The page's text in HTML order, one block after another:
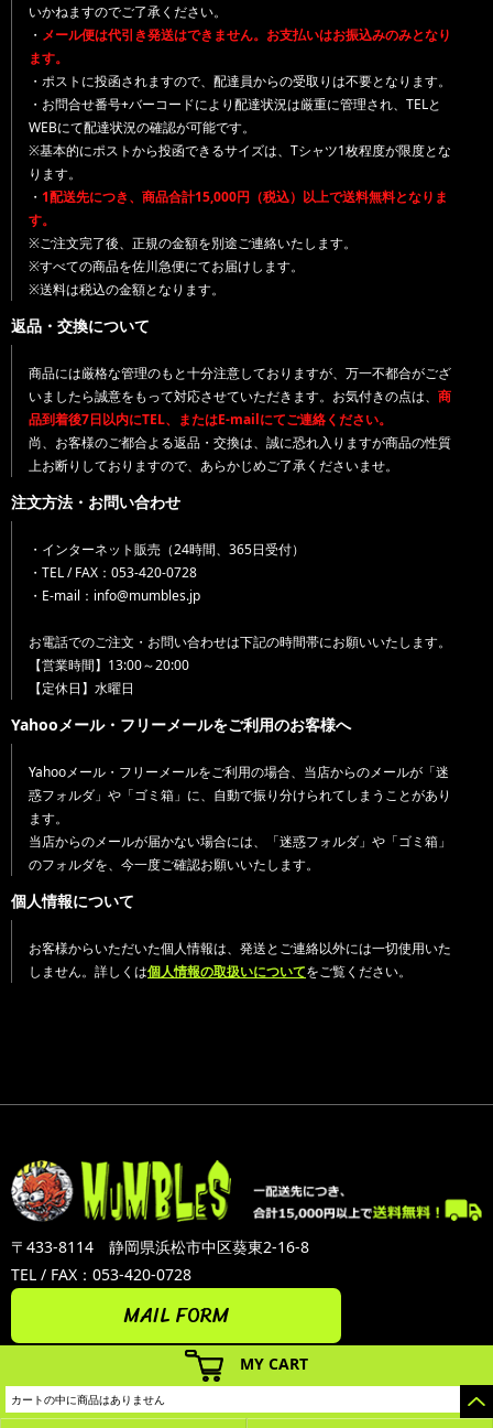
MY CART
カートの中に商品はありません
いかねますのでご了承ください。
・ メール便は代引き発送はできません。お支払いはお振込みのみとなり
ます。
・ポストに投函されますので、配達員からの受取りは不要となります。
・お問合せ番号+バーコードにより配達状況は厳重に管理され、TELと
WEBにて配達状況の確認が可能です。
※基本的にポストから投函できるサイズは、Tシャツ1枚程度が限度とな
ります。
・ 1配送先につき、商品合計15,000円（税込）以上で送料無料となりま
す。
※ご注文完了後、正規の金額を別途ご連絡いたします。
※すべての商品を佐川急便にてお届けします。
※送料は税込の金額となります。
返品・交換について
商品には厳格な管理のもと十分注意しておりますが、万一不都合がござ
いましたら誠意をもって対応させていただきます。お気付きの点は、 商
品到着後7日以内にTEL、またはE-mailにてご連絡ください。
尚、お客様のご都合よる返品・交換は、誠に恐れ入りますが商品の性質
上お断りしておりますので、あらかじめご了承くださいませ。
注文方法・お問い合わせ
・インターネット販売（24時間、365日受付）
・TEL / FAX：053-420-0728
・E-mail：info@mumbles.jp
お電話でのご注文・お問い合わせは下記の時間帯にお願いいたします。
【営業時間】13:00～20:00
【定休日】水曜日
Yahooメール・フリーメールをご利用のお客様へ
Yahooメール・フリーメールをご利用の場合、当店からのメールが「迷
惑フォルダ」や「ゴミ箱」に、自動で振り分けられてしまうことがあり
ます。
当店からのメールが届かない場合には、「迷惑フォルダ」や「ゴミ箱」
のフォルダを、今一度ご確認お願いいたします。
個人情報について
お客様からいただいた個人情報は、発送とご連絡以外には一切使用いた
しません。詳しくは個人情報の取扱いについてをご覧ください。
〒433-8114 静岡県浜松市中区葵東2-16-8
TEL / FAX：053-420-0728
MAIL FORM